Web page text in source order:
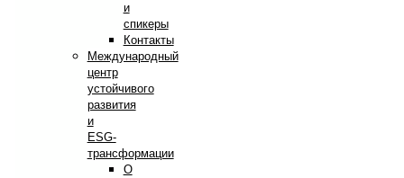
и
спикеры
Контакты
Международный
центр
устойчивого
развития
и
ESG-
трансформации
О